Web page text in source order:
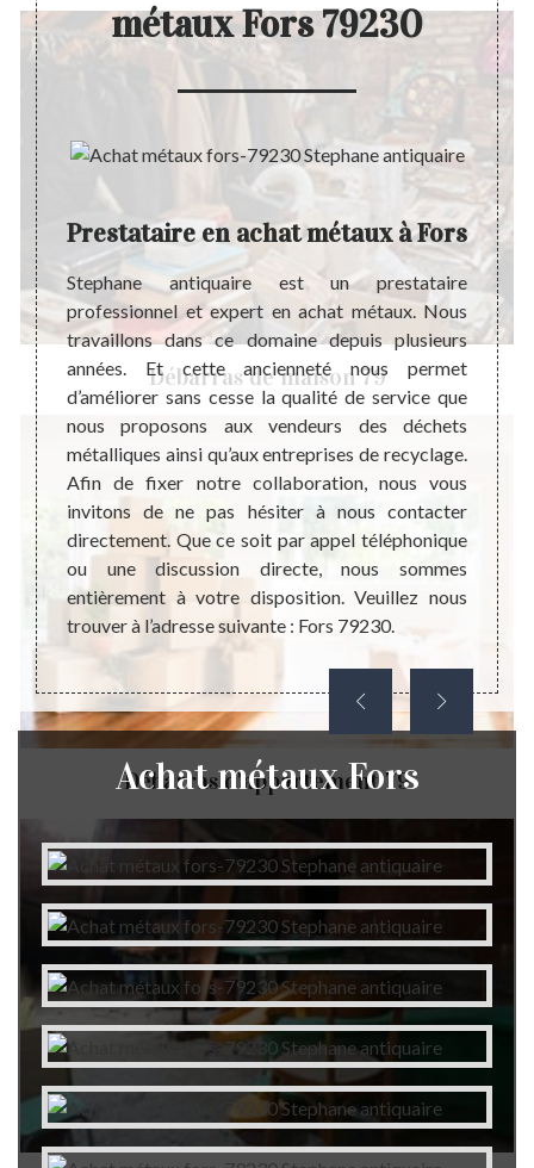
Débarras de maison 79
Débarras d'appartement 79
métaux Fors 79230
chez
de
et
vos
à
à
Prestataire en achat métaux à Fors
Stephane antiquaire est un prestataire
professionnel et expert en achat métaux. Nous
travaillons dans ce domaine depuis plusieurs
années. Et cette ancienneté nous permet
d’améliorer sans cesse la qualité de service que
nous proposons aux vendeurs des déchets
métalliques ainsi qu’aux entreprises de recyclage.
Afin de fixer notre collaboration, nous vous
invitons de ne pas hésiter à nous contacter
directement. Que ce soit par appel téléphonique
ou une discussion directe, nous sommes
entièrement à votre disposition. Veuillez nous
trouver à l’adresse suivante : Fors 79230.
Les
pour
le
la
des
Les
Achat métaux Fors